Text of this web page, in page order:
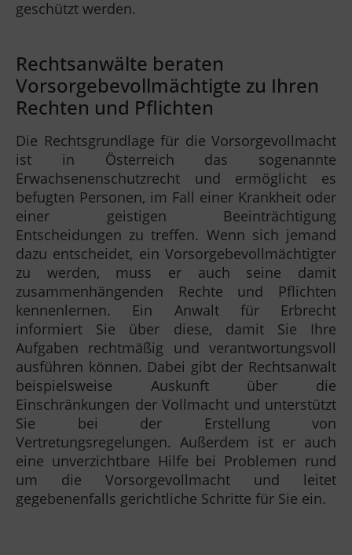
geschützt werden.
Rechtsanwälte beraten
Vorsorgebevollmächtigte zu Ihren
Rechten und Pflichten
Die Rechtsgrundlage für die Vorsorgevollmacht
ist in Österreich das sogenannte
Erwachsenenschutzrecht und ermöglicht es
befugten Personen, im Fall einer Krankheit oder
einer geistigen Beeinträchtigung
Entscheidungen zu treffen. Wenn sich jemand
dazu entscheidet, ein Vorsorgebevollmächtigter
zu werden, muss er auch seine damit
zusammenhängenden Rechte und Pflichten
kennenlernen. Ein Anwalt für Erbrecht
informiert Sie über diese, damit Sie Ihre
Aufgaben rechtmäßig und verantwortungsvoll
ausführen können. Dabei gibt der Rechtsanwalt
beispielsweise Auskunft über die
Einschränkungen der Vollmacht und unterstützt
Sie bei der Erstellung von
Vertretungsregelungen. Außerdem ist er auch
eine unverzichtbare Hilfe bei Problemen rund
um die Vorsorgevollmacht und leitet
gegebenenfalls gerichtliche Schritte für Sie ein.